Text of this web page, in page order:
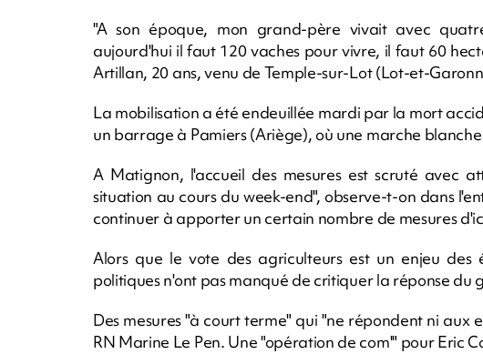
"A son époque, mon grand-père vivait avec
aujourd'hui il faut 120 vaches pour vivre, il faut 60
Artillan, 20 ans, venu de Temple-sur-Lot (Lot-et-
La mobilisation a été endeuillée mardi par la mort
un barrage à Pamiers (Ariège), où une marche
A Matignon, l'accueil des mesures est scruté avec
situation au cours du week-end", observe-t-on dans
continuer à apporter un certain nombre de mesures
Alors que le vote des agriculteurs est un enjeu des
politiques n'ont pas manqué de critiquer la réponse du
Des mesures "à court terme" qui "ne répondent ni aux
RN Marine Le Pen. Une "opération de com'" pour Eric